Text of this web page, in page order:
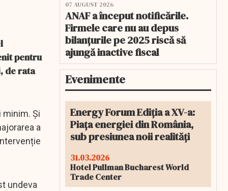
pentru
de rata
minim. Și
a
undeva
07 AUGUST 2026
ANAF a început notificările.
Firmele care nu au depus
bilanțurile pe 2025 riscă să
ajungă inactive fiscal
Evenimente
Energy Forum Ediția a XV-a:
Piața energiei din România,
sub presiunea noii realități
31.03.2026
Hotel Pullman Bucharest World
Trade Center